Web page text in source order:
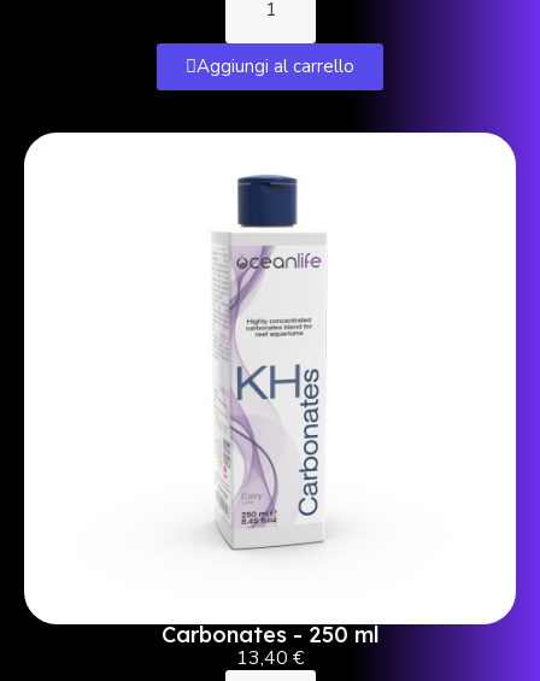
Aggiungi al carrello
Carbonates - 250 ml
13,40 €